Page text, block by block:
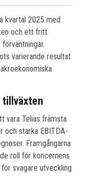
kvartal 2025 med
och ett fritt
varierande resultat
tillväxten
vara Telias främsta
och starka EBITDA-
Framgångarna
roll för koncernens
svagare utveckling